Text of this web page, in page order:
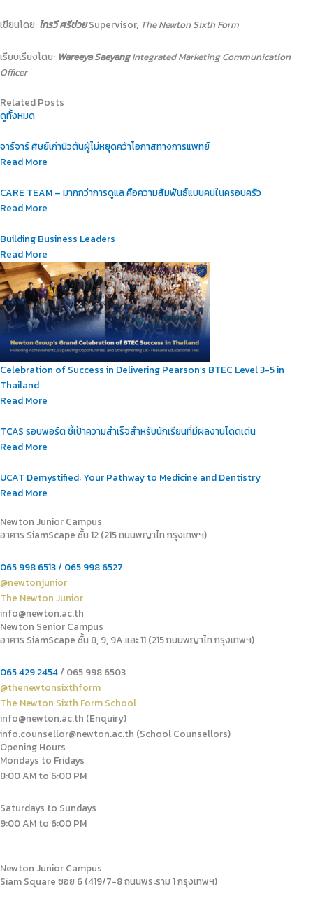
เขียนโดย: ไกรวี ศรีช่วย Supervisor, The Newton Sixth Form
เรียบเรียงโดย: Wareeya Saeyang Integrated Marketing Communication
Officer
Related Posts
ดูทั้งหมด
จาร์จาร์ ศิษย์เก่านิวตันผู้ไม่หยุดคว้าโอกาสทางการแพทย์
Read More
CARE TEAM – มากกว่าการดูแล คือความสัมพันธ์แบบคนในครอบครัว
Read More
Building Business Leaders
Read More
Celebration of Success in Delivering Pearson’s BTEC Level 3-5 in
Thailand
Read More
TCAS รอบพอร์ต ชี้เป้าความสำเร็จสำหรับนักเรียนที่มีผลงานโดดเด่น
Read More
UCAT Demystified: Your Pathway to Medicine and Dentistry
Read More
Newton Junior Campus
อาคาร SiamScape ชั้น 12 (215 ถนนพญาไท กรุงเทพฯ)
065 998 6513 / 065 998 6527
@newtonjunior
The Newton Junior
info@newton.ac.th
Newton Senior Campus
อาคาร SiamScape ชั้น 8, 9, 9A และ 11 (215 ถนนพญาไท กรุงเทพฯ)
065 429 2454/ 065 998 6503
@thenewtonsixthform
The Newton Sixth Form School
info@newton.ac.th (Enquiry)
info.counsellor@newton.ac.th (School Counsellors)​
Opening Hours
Mondays to Fridays
8:00 AM to 6:00 PM
Saturdays to Sundays
9:00 AM to 6:00 PM
Newton Junior Campus
Siam Square ซอย 6 (419/7-8 ถนนพระราม 1 กรุงเทพฯ)